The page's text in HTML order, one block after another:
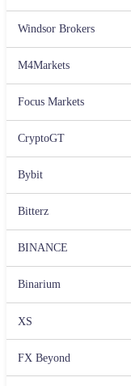
Windsor Brokers
M4Markets
Focus Markets
CryptoGT
Bybit
Bitterz
BINANCE
Binarium
XS
FX Beyond